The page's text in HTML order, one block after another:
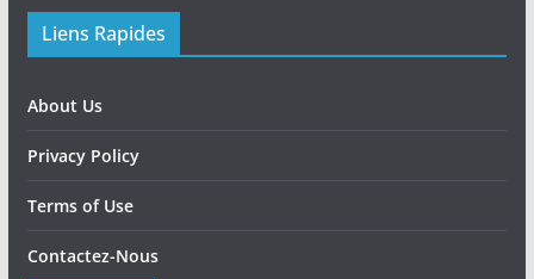
Liens Rapides
About Us
Privacy Policy
Terms of Use
Contactez-Nous